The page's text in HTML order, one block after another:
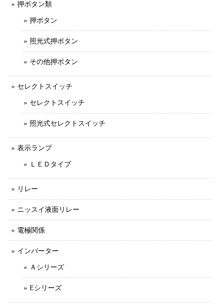
押ボタン類
押ボタン
照光式押ボタン
その他押ボタン
セレクトスイッチ
セレクトスイッチ
照光式セレクトスイッチ
表示ランプ
ＬＥＤタイプ
リレー
ニッスイ液面リレー
電極関係
インバーター
Ａシリーズ
Eシリーズ